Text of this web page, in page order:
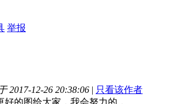
举报
2017-12-26 20:38:06 | 只看该作者